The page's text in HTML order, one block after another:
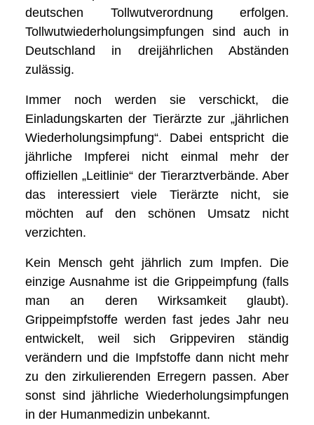
deutschen Tollwutverordnung erfolgen.
Tollwutwiederholungsimpfungen sind auch in
Deutschland in dreijährlichen Abständen
zulässig.
Immer noch werden sie verschickt, die
Einladungskarten der Tierärzte zur „jährlichen
Wiederholungsimpfung“. Dabei entspricht die
jährliche Impferei nicht einmal mehr der
offiziellen „Leitlinie“ der Tierarztverbände. Aber
das interessiert viele Tierärzte nicht, sie
möchten auf den schönen Umsatz nicht
verzichten.
Kein Mensch geht jährlich zum Impfen. Die
einzige Ausnahme ist die Grippeimpfung (falls
man an deren Wirksamkeit glaubt).
Grippeimpfstoffe werden fast jedes Jahr neu
entwickelt, weil sich Grippeviren ständig
verändern und die Impfstoffe dann nicht mehr
zu den zirkulierenden Erregern passen. Aber
sonst sind jährliche Wiederholungsimpfungen
in der Humanmedizin unbekannt.